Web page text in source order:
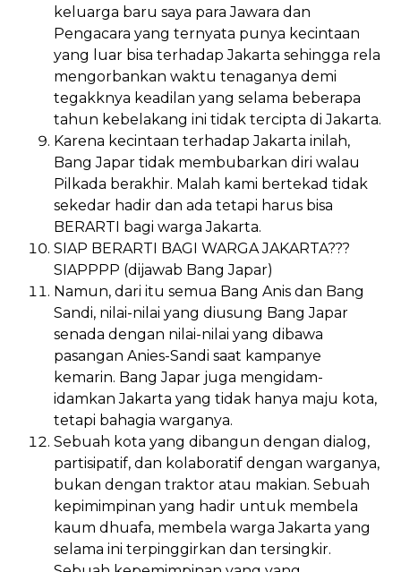
keluarga baru saya para Jawara dan
Pengacara yang ternyata punya kecintaan
yang luar bisa terhadap Jakarta sehingga rela
mengorbankan waktu tenaganya demi
tegakknya keadilan yang selama beberapa
tahun kebelakang ini tidak tercipta di Jakarta.
Karena kecintaan terhadap Jakarta inilah,
Bang Japar tidak membubarkan diri walau
Pilkada berakhir. Malah kami bertekad tidak
sekedar hadir dan ada tetapi harus bisa
BERARTI bagi warga Jakarta.
SIAP BERARTI BAGI WARGA JAKARTA???
SIAPPPP (dijawab Bang Japar)
Namun, dari itu semua Bang Anis dan Bang
Sandi, nilai-nilai yang diusung Bang Japar
senada dengan nilai-nilai yang dibawa
pasangan Anies-Sandi saat kampanye
kemarin. Bang Japar juga mengidam-
idamkan Jakarta yang tidak hanya maju kota,
tetapi bahagia warganya.
Sebuah kota yang dibangun dengan dialog,
partisipatif, dan kolaboratif dengan warganya,
bukan dengan traktor atau makian. Sebuah
kepimimpinan yang hadir untuk membela
kaum dhuafa, membela warga Jakarta yang
selama ini terpinggirkan dan tersingkir.